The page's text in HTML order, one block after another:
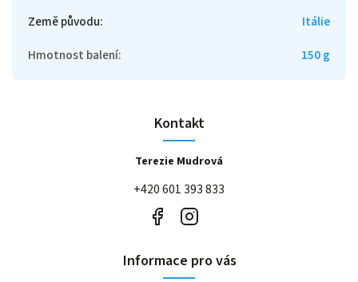
Země původu:
Itálie
Hmotnost balení: 150 g
Kontakt
Terezie Mudrová
+420 601 393 833
Informace pro vás